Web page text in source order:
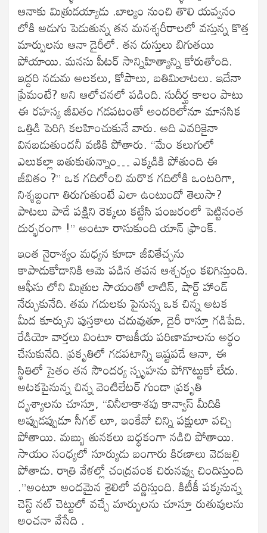
ఆనాకు మిత్రుడయ్యాడు .బాల్యం నుంచి తొలి యవ్వనం
లోకి అడుగు పెడుతున్న తన మనశ్శరీరాలలో వస్తున్న కొత్త
మార్పులను ఆనా డైరీలో. తన దుస్తులు బిగుతయి
పోయాయి. మనసు పీటర్ సాన్నిహిత్యాన్ని కోరుతోంది.
ఇద్దరి నడుమ అలకలు, కోపాలు, బతిమిలాటలు. ఇదేనా
ప్రేమంటే? అని ఆలోచనలో పడింది. సుదీర్ఘ కాలం పాటు
ఈ రహస్య జీవితం గడపటంతో అందరిలోనూ మానసిక
ఒత్తిడి పెరిగి కలహించుకునే వారు. అది ఎవరికైనా
వినబడుతుందనీ వణికి పోతారు. “మేం కలుగులో
ఎలుకల్లా బతుకుతున్నాం… ఎక్కడికి పోతుంది ఈ
జీవితం ?” ఒక గదిలోంచి మరొక గదిలోకి ఒంటరిగా,
నిశ్శబ్దంగా తిరుగుతుంటే ఎలా ఉంటుందో తెలుసా?
పాటలు పాడే పక్షిని రెక్కలు కట్టేసి పంజరంలో పెట్టినంత
దుర్భరంగా !” అంటూ రాసుకుంది యాన్ ఫ్రాంక్.
ఇంత నైరాశ్యం మధ్యన కూడా జీవితేచ్ఛను
కాపాడుకోడానికి ఆమె పడిన తపన ఆశ్చర్యం కలిగిస్తుంది.
ఆఫీసు లోని మిత్రుల సాయంతో లాటిన్, షార్ట్ హాండ్
నేర్చుకునేది. తమ గదులకు పైనున్న ఒక చిన్న అటక
మీద కూర్చుని పుస్తకాలు చదువుతూ, డైరీ రాస్తూ గడిపేది.
రేడియో వార్తలు వింటూ రాజకీయ పరిణామాలను అర్థం
చేసుకునేది. ప్రకృతిలో గడపటాన్ని ఇష్టపడే ఆనా, ఈ
స్థితిలో సైతం తన సౌందర్య స్పృహను పోగొట్టుకో లేదు.
అటకపైనున్న చిన్న వెంటిలేటర్ గుండా ప్రకృతి
దృశ్యాలను చూస్తూ, “వినీలాకాశపు కాన్వాస్ మీదికి
అప్పుడప్పుడూ సీగల్ లూ, ఇంకేవో చిన్ని పక్షులూ వచ్చి
పోతాయి. మబ్బు తునకలు బధ్ధకంగా నడిచి పోతాయి.
సాయం సంధ్యలో సూర్యుడు బంగారు కిరణాలు వెదజల్లి
పోతాడు. రాత్రి వేళల్లో చంద్రవంక చిరునవ్వు చిందిస్తుంది
.”అంటూ అందమైన శైలిలో వర్ణిస్తుంది. కిటీకీ పక్కనున్న
చెస్ట్ నట్ చెట్టులో వచ్చే మార్పులను చూస్తూ రుతువులను
అంచనా వేసేది .